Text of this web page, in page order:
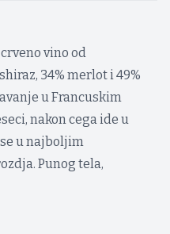
vino od
34% merlot i 49%
u Francuskim
nakon cega ide u
u najboljim
Punog tela,